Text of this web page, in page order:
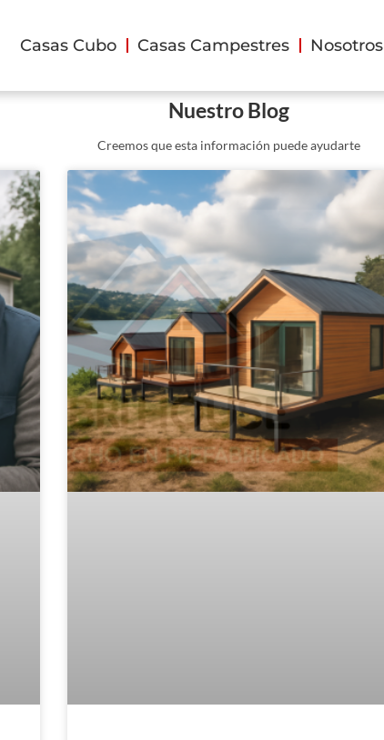
Casas Cubo Casas Campestres Nosotros
Nuestro Blog
Creemos que esta información puede ayudarte